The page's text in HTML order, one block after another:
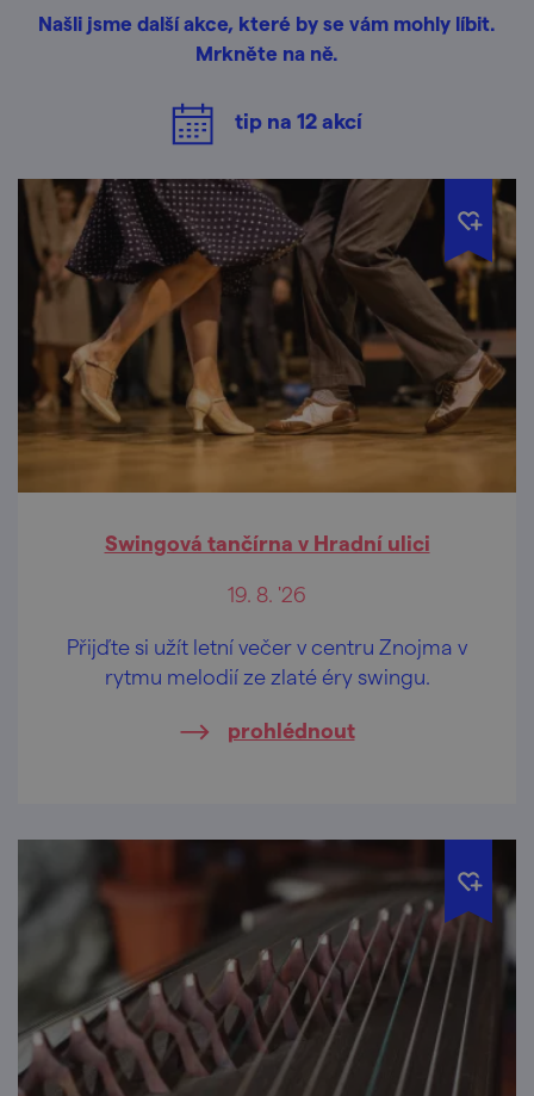
Našli jsme další akce, které by se vám mohly líbit.
Mrkněte na ně.
tip na 12akcí
Swingová tančírna v Hradní ulici
19. 8. '26
Přijďte si užít letní večer v centru Znojma v
rytmu melodií ze zlaté éry swingu.
prohlédnout